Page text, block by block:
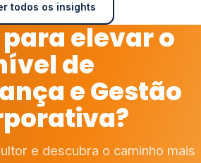
todos os insights
elevar o
de
e Gestão
e descubra o caminho mais